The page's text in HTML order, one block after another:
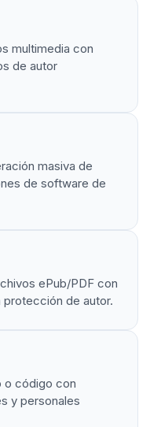
multimedia con
de autor
masiva de
de software de
ePub/PDF con
protección de autor.
o código con
y personales